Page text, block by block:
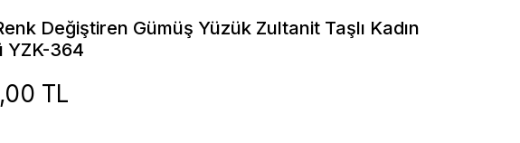
Değiştiren Gümüş Yüzük Zultanit Taşlı Kadın
YZK-364
TL